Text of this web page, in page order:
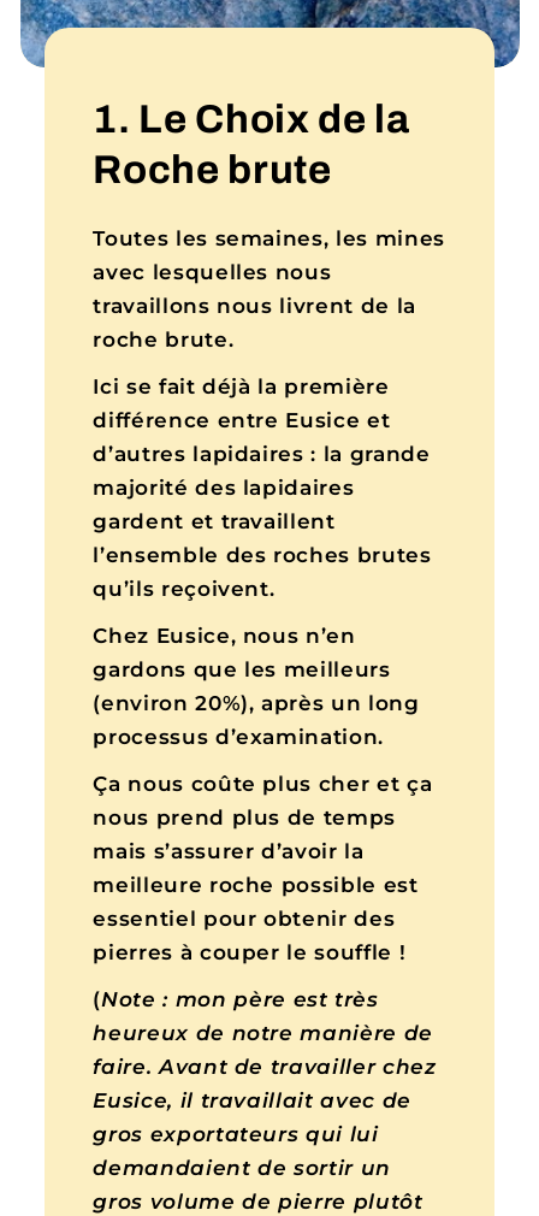
1. Le Choix de la
Roche brute
Toutes les semaines, les mines
avec lesquelles nous
travaillons nous livrent de la
roche brute.
Ici se fait déjà la première
différence entre Eusice et
d’autres lapidaires : la grande
majorité des lapidaires
gardent et travaillent
l’ensemble des roches brutes
qu’ils reçoivent.
Chez Eusice, nous n’en
gardons que les meilleurs
(environ 20%), après un long
processus d’examination.
Ça nous coûte plus cher et ça
nous prend plus de temps
mais s’assurer d’avoir la
meilleure roche possible est
essentiel pour obtenir des
pierres à couper le souffle !
(Note : mon père est très
heureux de notre manière de
faire. Avant de travailler chez
Eusice, il travaillait avec de
gros exportateurs qui lui
demandaient de sortir un
gros volume de pierre plutôt